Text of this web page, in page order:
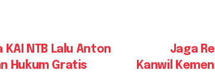
Jaga
Kanwil
NTB Lalu Anton
Hukum Gratis